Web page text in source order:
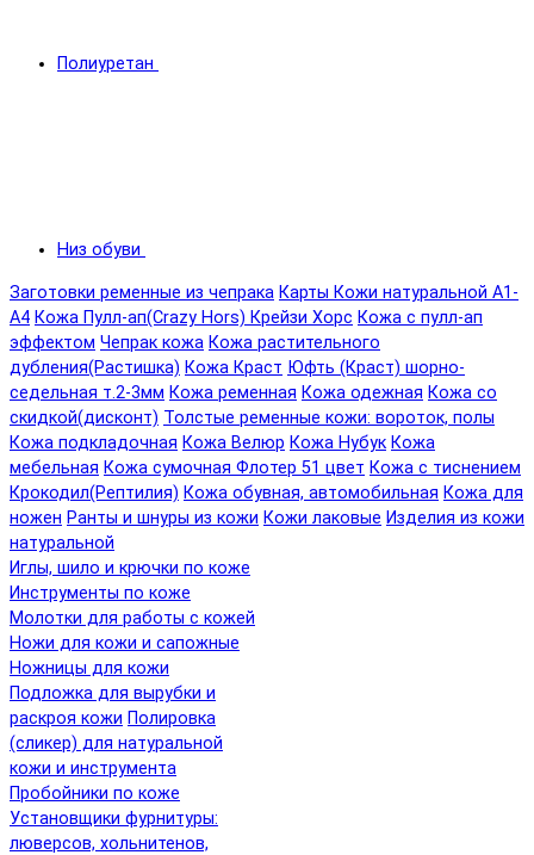
Полиуретан
Низ обуви
Заготовки ременные из чепрака Карты Кожи натуральной А1-
А4 Кожа Пулл-ап(Crazy Hors) Крейзи Хорс Кожа с пулл-ап
эффектом Чепрак кожа Кожа растительного
дубления(Растишка) Кожа Краст Юфть (Краст) шорно-
седельная т.2-3мм Кожа ременная Кожа одежная Кожа со
скидкой(дисконт) Толстые ременные кожи: вороток, полы
Кожа подкладочная Кожа Велюр Кожа Нубук Кожа
мебельная Кожа сумочная Флотер 51 цвет Кожа с тиснением
Крокодил(Рептилия) Кожа обувная, автомобильная Кожа для
ножен Ранты и шнуры из кожи Кожи лаковые Изделия из кожи
натуральной
Иглы, шило и крючки по коже
Инструменты по коже
Молотки для работы с кожей
Ножи для кожи и сапожные
Ножницы для кожи
Подложка для вырубки и
раскроя кожи Полировка
(сликер) для натуральной
кожи и инструмента
Пробойники по коже
Установщики фурнитуры:
люверсов, хольнитенов,